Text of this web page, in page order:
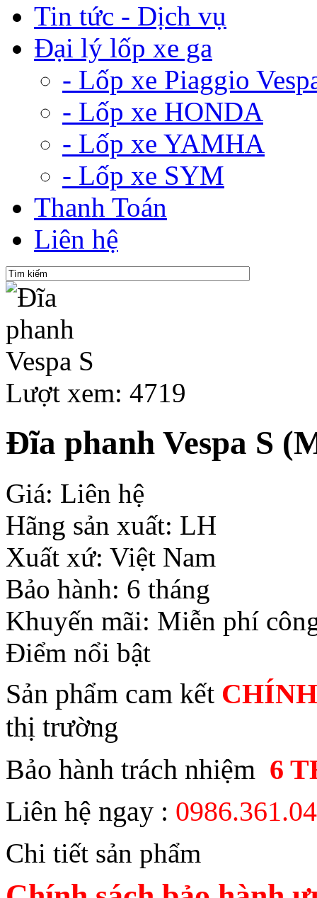
Tin tức - Dịch vụ
Đại lý lốp xe ga
- Lốp xe Piaggio
- Lốp xe HONDA
- Lốp xe YAMHA
- Lốp xe SYM
Thanh Toán
Liên hệ
Lượt xem: 4719
Đĩa phanh Vespa S
Giá: Liên hệ
Hãng sản xuất: LH
Xuất xứ: Việt Nam
Bảo hành: 6 tháng
Khuyến mãi: Miễn phí
Điểm nổi bật
Sản phẩm cam kết
thị trường
Bảo hành trách nhiệm 6
Liên hệ ngay :
Chi tiết sản phẩm